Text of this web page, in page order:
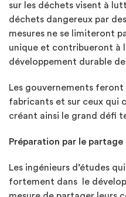
sur les déchets visent à
déchets dangereux par
mesures ne se limiteront
unique et contribueront à
développement durable
Les gouvernements
fabricants et sur ceux qui
créant ainsi le grand défi
Préparation par le partage
Les ingénieurs d’études
fortement dans le